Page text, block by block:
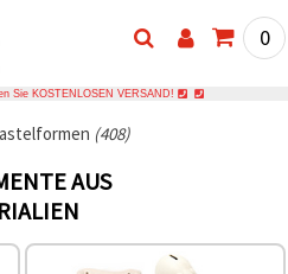
0
Sie KOSTENLOSEN VERSAND!
(408)
AUS